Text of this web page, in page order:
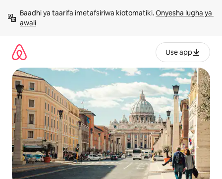
kwenda
kwenye
Baadhi ya taarifa imetafsiriwa kiotomatiki. Onyesha lugha ya
awali
Use app